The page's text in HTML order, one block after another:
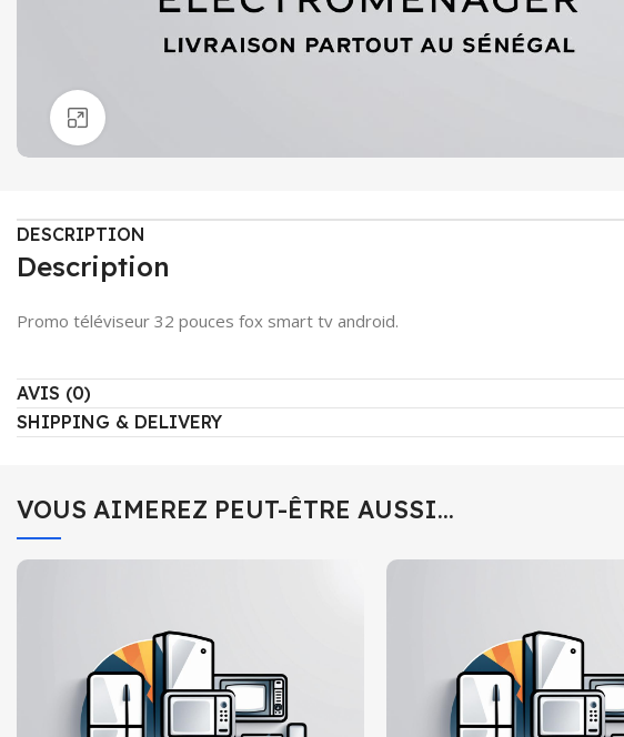
DESCRIPTION
Description
Promo téléviseur 32 pouces fox smart tv android.
AVIS (0)
SHIPPING & DELIVERY
VOUS AIMEREZ PEUT-ÊTRE AUSSI…